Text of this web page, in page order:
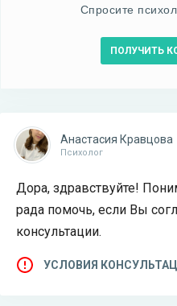
Спросите
ПОЛУЧИТЬ
Анастасия Кравцова
Психолог
Дора, здравствуйте!
рада помочь, если Вы
консультации.
УСЛОВИЯ